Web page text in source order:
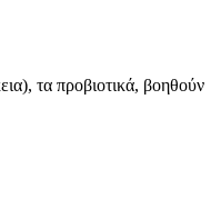
τα προβιοτικά, βοηθούν